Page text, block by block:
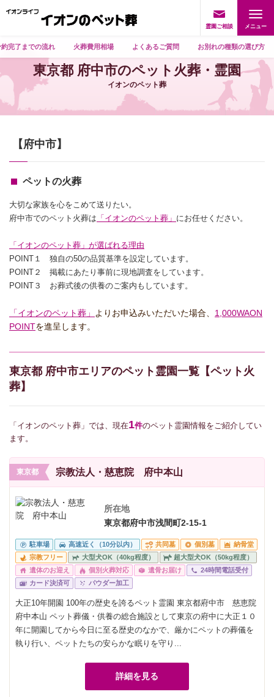
霊園ご相談
約完了までの流れ 火葬費用相場 よくあるご質問 お別れの種類の選び方
東京都 府中市のペット火葬・霊園
イオンのペット葬
【府中市】
ペットの火葬
大切な家族を心をこめて送りたい。
府中市でのペット火葬は 「イオンのペット葬」 にお任せください。
「イオンのペット葬」が選ばれる理由
POINT１ 独自の50の品質基準を設定しています。
POINT２ 掲載にあたり事前に現地調査をしています。
POINT３ お葬式後の供養のご案内もしています。
「イオンのペット葬」 よりお申込みいただいた場合、 1,000WAON
POINTを進呈します。
東京都 府中市エリアのペット霊園一覧【ペット火
葬】
「イオンのペット葬」では、現在1件のペット霊園情報をご紹介してい
ます。
東京都 宗教法人・慈恵院 府中本山
所在地
東京都府中市浅間町2-15-1
駐車場 高速近く（10分以内） 共同墓 個別墓
納骨堂
宗教フリー
大型犬OK（40kg程度）
超大型犬OK（50kg程度）
遺体のお迎え
個別火葬対応 遺骨お届け
24時間電話受付
カード決済可
パウダー加工
大正10年開園 100年の歴史を誇るペット霊園 東京都府中市 慈恵院
府中本山 ペット葬儀・供養の総合施設として東京の府中に大正１０
年に開園してから今日に至る歴史のなかで、厳かにペットの葬儀を
執り行い、ペットたちの安らかな眠りを守り...
詳細を見る